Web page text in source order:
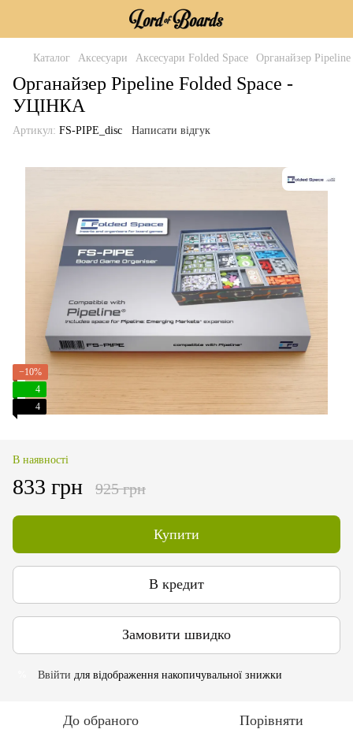
Каталог Аксесуари Аксесуари Folded Space Органайзер
Органайзер Pipeline Folded Space -
УЦІНКА
Артикул: FS-PIPE_disc Написати відгук
−10%
4
4
В наявності
833 грн 925 грн
Купити
В кредит
Замовити швидко
Ввійти для відображення накопичувальної знижки
До обраного Порівняти